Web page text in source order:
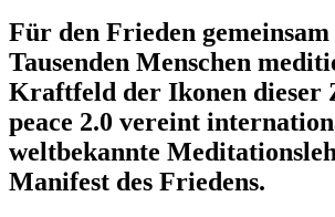
Für den Frieden
Tausenden Menschen
Kraftfeld der Ikonen dieser
peace 2.0 vereint
weltbekannte
Manifest des Friedens.